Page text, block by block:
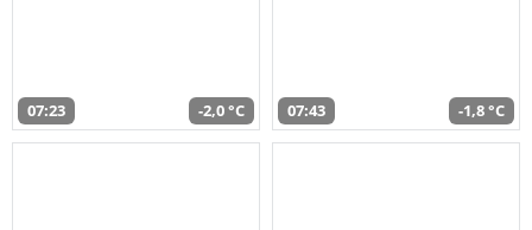
07:23 -2,0 °C 07:43 -1,8 °C